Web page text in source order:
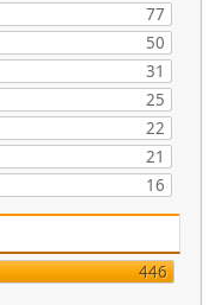
77
50
31
25
22
21
16
446